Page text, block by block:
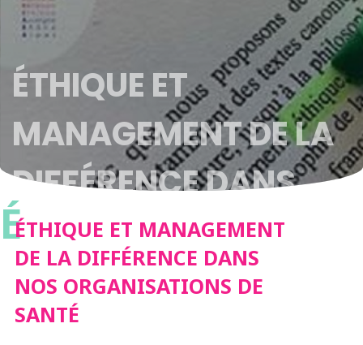
ÉTHIQUE ET
MANAGEMENT DE LA
DIFFÉRENCE DANS
NOS
ORGANISATIONS DE
SANTÉ
ÉÉTHIQUE ET MANAGEMENT
DE LA DIFFÉRENCE DANS
NOS ORGANISATIONS DE
SANTÉ